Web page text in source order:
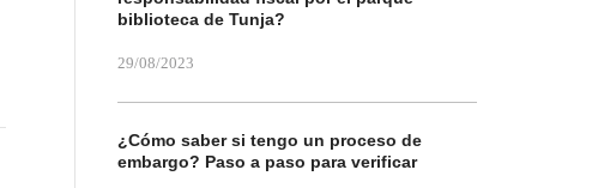
biblioteca de Tunja?
29/08/2023
¿Cómo saber si tengo un proceso de
embargo? Paso a paso para verificar